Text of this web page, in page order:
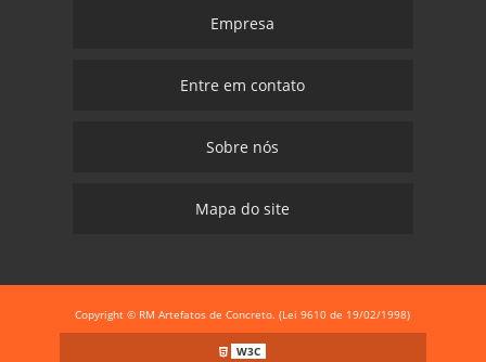
Empresa
Entre em contato
Sobre nós
Mapa do site
Copyright © RM Artefatos de Concreto. (Lei 9610 de 19/02/1998)
W3C